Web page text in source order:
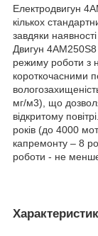
Електродвигун
кількох
завдяки
Двигун 4АМ250S8
режиму роботи з
короткочасними
мг/м3), що
відкритому
років (до 4000
капремонту – 8
роботи - не